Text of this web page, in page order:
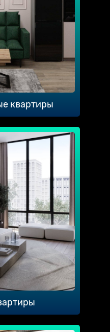
квартиры